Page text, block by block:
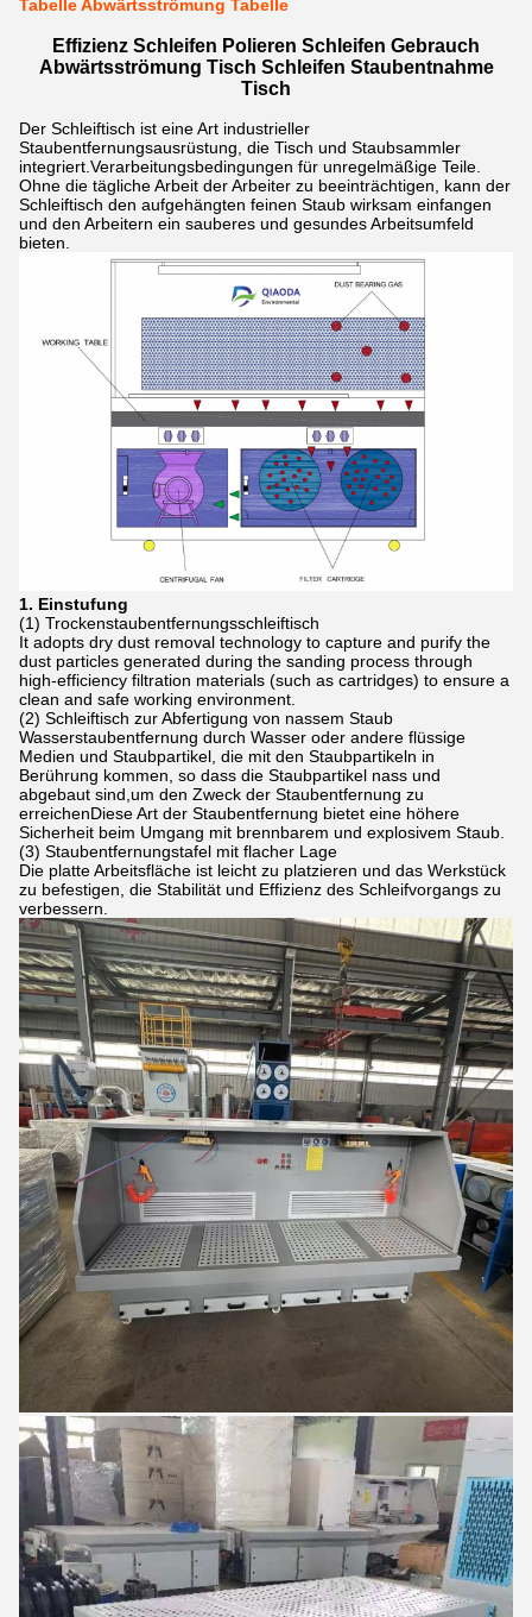
Tabelle Abwärtsströmung Tabelle
Effizienz Schleifen Polieren Schleifen Gebrauch
Abwärtsströmung Tisch Schleifen Staubentnahme
Tisch
Der Schleiftisch ist eine Art industrieller
Staubentfernungsausrüstung, die Tisch und Staubsammler
integriert.Verarbeitungsbedingungen für unregelmäßige Teile.
Ohne die tägliche Arbeit der Arbeiter zu beeinträchtigen, kann der
Schleiftisch den aufgehängten feinen Staub wirksam einfangen
und den Arbeitern ein sauberes und gesundes Arbeitsumfeld
bieten.
1. Einstufung
(1) Trockenstaubentfernungsschleiftisch
It adopts dry dust removal technology to capture and purify the
dust particles generated during the sanding process through
high-efficiency filtration materials (such as cartridges) to ensure a
clean and safe working environment.
(2) Schleiftisch zur Abfertigung von nassem Staub
Wasserstaubentfernung durch Wasser oder andere flüssige
Medien und Staubpartikel, die mit den Staubpartikeln in
Berührung kommen, so dass die Staubpartikel nass und
abgebaut sind,um den Zweck der Staubentfernung zu
erreichenDiese Art der Staubentfernung bietet eine höhere
Sicherheit beim Umgang mit brennbarem und explosivem Staub.
(3) Staubentfernungstafel mit flacher Lage
Die platte Arbeitsfläche ist leicht zu platzieren und das Werkstück
zu befestigen, die Stabilität und Effizienz des Schleifvorgangs zu
verbessern.